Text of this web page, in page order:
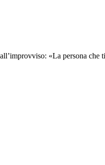
«La persona che